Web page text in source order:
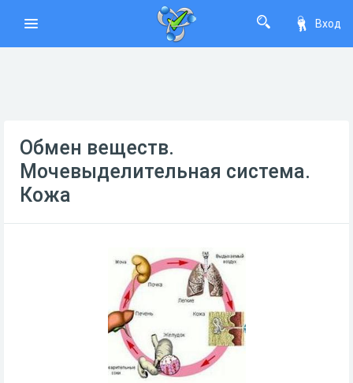
Вход
Обмен веществ.
Мочевыделительная система.
Кожа